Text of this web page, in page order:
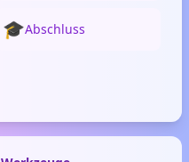
🎓Abschluss